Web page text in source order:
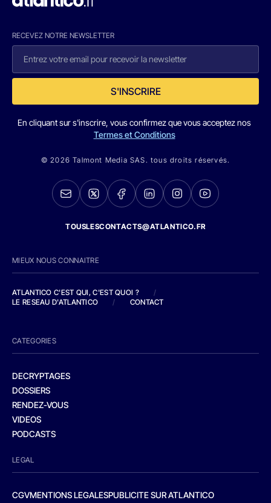
RECEVEZ NOTRE NEWSLETTER
S'INSCRIRE
En cliquant sur s'inscrire, vous confirmez que vous acceptez nos
Termes et Conditions
© 2026 Talmont Media SAS. tous droits réservés.
TOUSLESCONTACTS@ATLANTICO.FR
MIEUX NOUS CONNAITRE
ATLANTICO C'EST QUI, C'EST QUOI ?
/
LE RESEAU D'ATLANTICO
/ CONTACT
CATEGORIES
DECRYPTAGES
DOSSIERS
RENDEZ-VOUS
VIDEOS
PODCASTS
LEGAL
CGVMENTIONS LEGALESPUBLICITE SUR ATLANTICO